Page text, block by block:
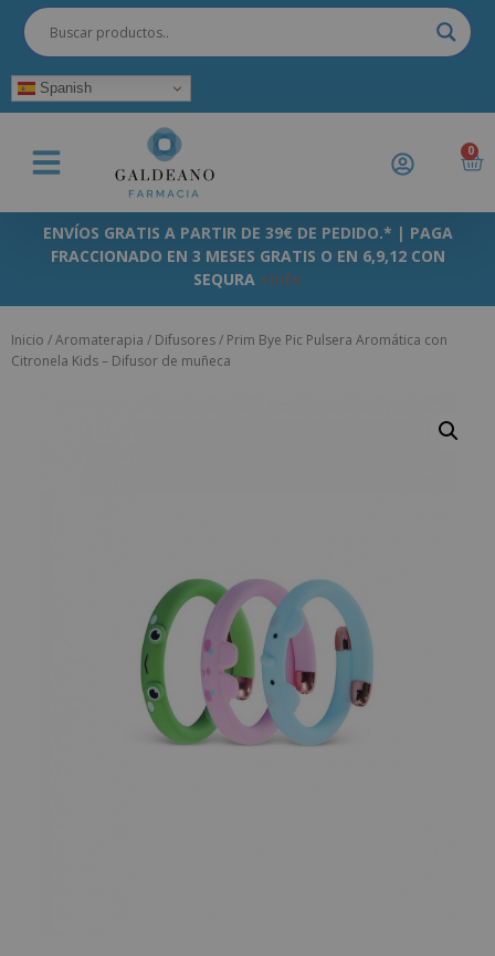
Spanish
0
ENVÍOS GRATIS A PARTIR DE 39€ DE PEDIDO.* | PAGA
FRACCIONADO EN 3 MESES GRATIS O EN 6,9,12 CON
SEQURA +info
Inicio /Aromaterapia / Difusores/ Prim Bye Pic Pulsera Aromática con
Citronela Kids – Difusor de muñeca